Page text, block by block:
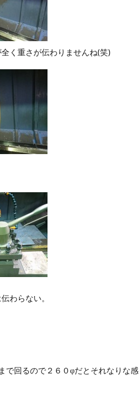
く重さが伝わりませんね(笑)
わらない。
で回るので２６０φだとそれなりな感